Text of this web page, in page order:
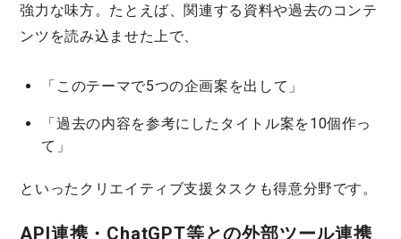
強力な味方。たとえば、関連する資料や過去のコンテ
ンツを読み込ませた上で、
「このテーマで5つの企画案を出して」
「過去の内容を参考にしたタイトル案を10個作っ
て」
といった クリエイティブ支援タスク も得意分野です。
API連携・ChatGPT等との外部ツール連携